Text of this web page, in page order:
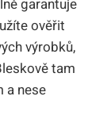
garantuje
ověřit
výrobků,
tam
a nese